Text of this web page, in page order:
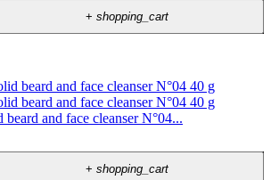
+shopping_cart
and face cleanser N°04...
+shopping_cart